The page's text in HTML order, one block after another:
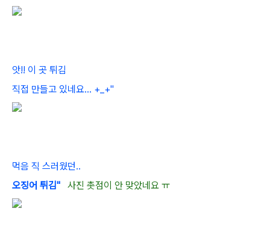
앗!! 이 곳 튀김
직접 만들고 있네요... +_+"
먹음 직 스러웠던..
오징어 튀김"
사진 촛점이 안 맞았네요 ㅠ